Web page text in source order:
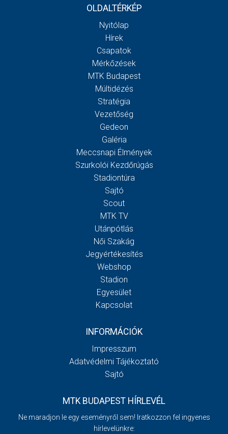
OLDALTÉRKÉP
Nyitólap
Hírek
Csapatok
Mérkőzések
MTK Budapest
Múltidézés
Stratégia
Vezetőség
Gedeon
Galéria
Meccsnapi Élmények
Szurkolói Kezdőrúgás
Stadiontúra
Sajtó
Scout
MTK TV
Utánpótlás
Női Szakág
Jegyértékesítés
Webshop
Stadion
Egyesület
Kapcsolat
INFORMÁCIÓK
Impresszum
Adatvédelmi Tájékoztató
Sajtó
MTK BUDAPEST HÍRLEVÉL
Ne maradjon le egy eseményről sem! Iratkozzon fel ingyenes
hírlevelünkre: